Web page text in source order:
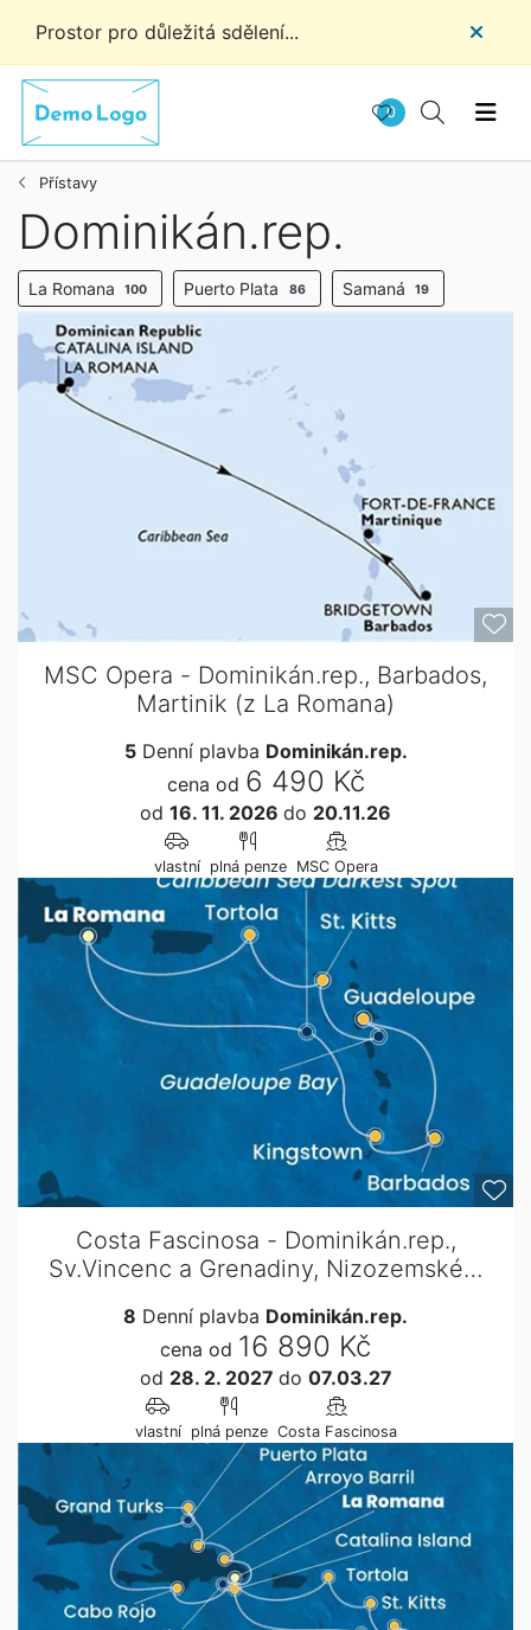
Prostor pro důležitá sdělení...
0
Přístavy
Dominikán.rep.
La Romana 100 Puerto Plata 86 Samaná 19
MSC Opera - Dominikán.rep., Barbados,
Martinik (z La Romana)
5Denní plavba Dominikán.rep.
cena od 6 490 Kč
od 16. 11. 2026 do 20.11.26
vlastní plná penze MSC Opera
Costa Fascinosa - Dominikán.rep.,
Sv.Vincenc a Grenadiny, Nizozemské…
8 Denní plavba Dominikán.rep.
cena od 16 890 Kč
od 28. 2. 2027 do 07.03.27
vlastní plná penze Costa Fascinosa